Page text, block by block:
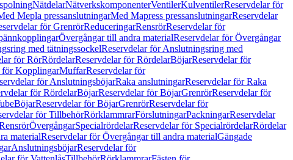
NätdelarNätverkskomponenterVentilerKulventilerReservdelar för
Mepla pressanslutningarMed Mapress pressanslutningarReservdelar
för GrenrörReduceringarRensrörReservdelar för
Övergångar till andra materialReservdelar för Övergångar
med tätningssockelReservdelar för Anslutningsring med
för RörRördelarReservdelar för RördelarBöjarReservdelar för
för KopplingarMuffarReservdelar för
för AnslutningsböjarRaka anslutningarReservdelar för Raka
för RördelarBöjarReservdelar för BöjarGrenrörReservdelar för
BöjarReservdelar för BöjarGrenrörReservdelar för
för TillbehörRörklammrarFörslutningarPackningarReservdelar
ÖvergångarSpecialrördelarReservdelar för SpecialrördelarRördelar
materialReservdelar för Övergångar till andra materialGängade
AnslutningsböjarReservdelar för